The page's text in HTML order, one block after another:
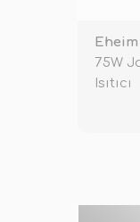
Eheim
75W
Isıtıcı